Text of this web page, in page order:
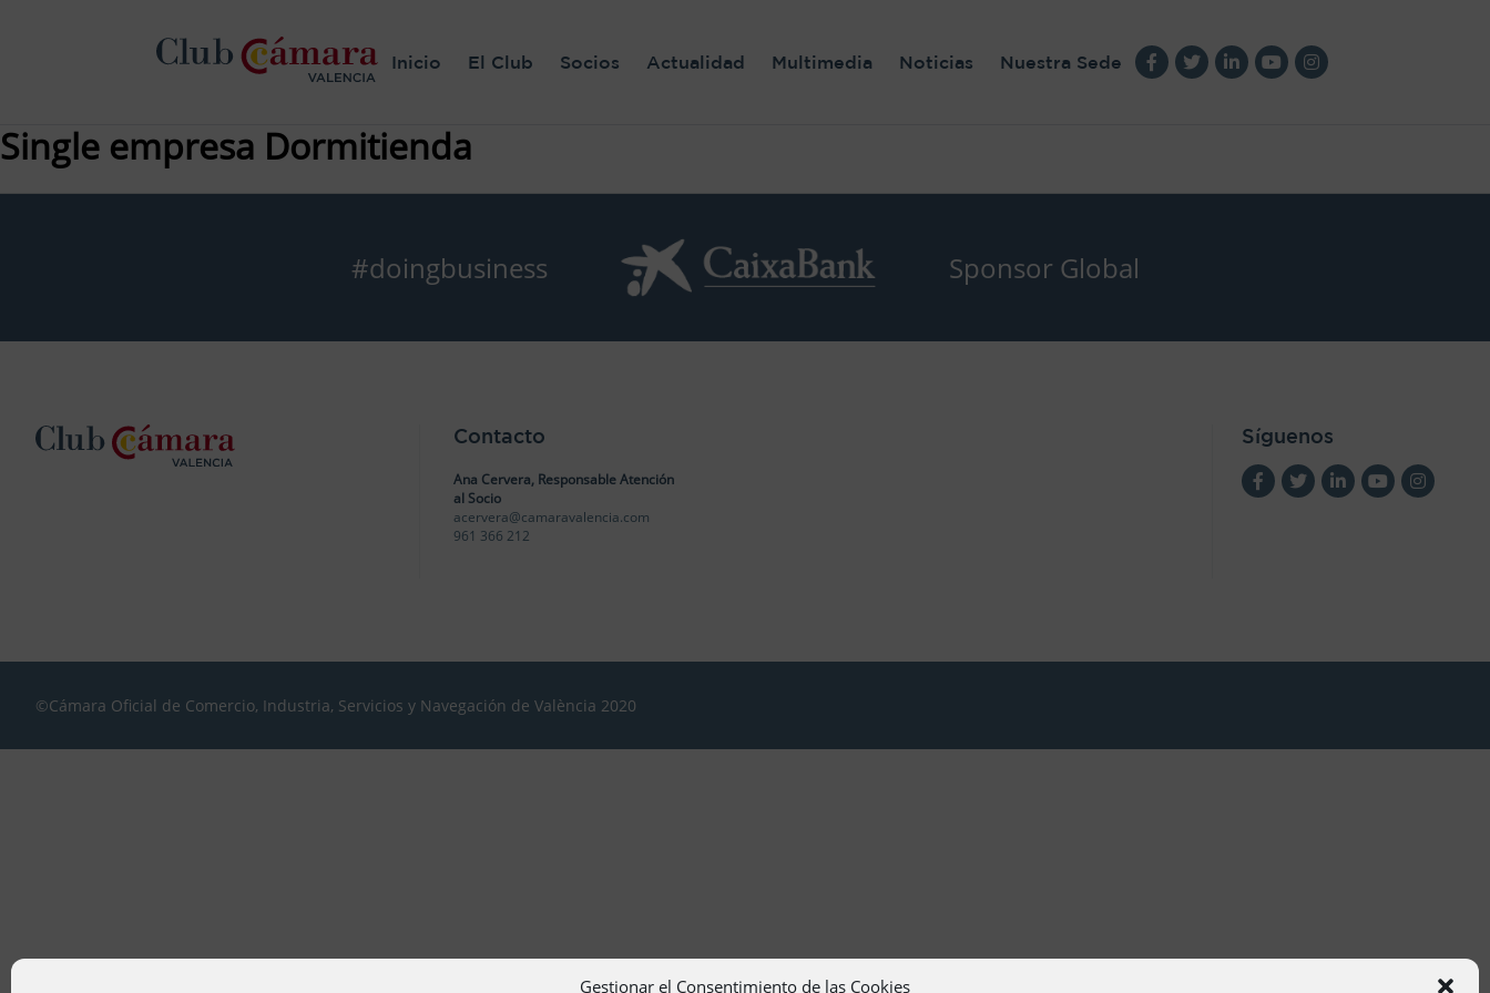
Gestionar el Consentimiento de las Cookies
Inicio El Club Socios Actualidad Multimedia Noticias Nuestra Sede
Single empresa Dormitienda
#doingbusiness Sponsor Global
Contacto
Ana Cervera, Responsable Atención
al Socio
acervera@camaravalencia.com
961 366 212
Síguenos
©Cámara Oficial de Comercio, Industria, Servicios y Navegación de València 2020